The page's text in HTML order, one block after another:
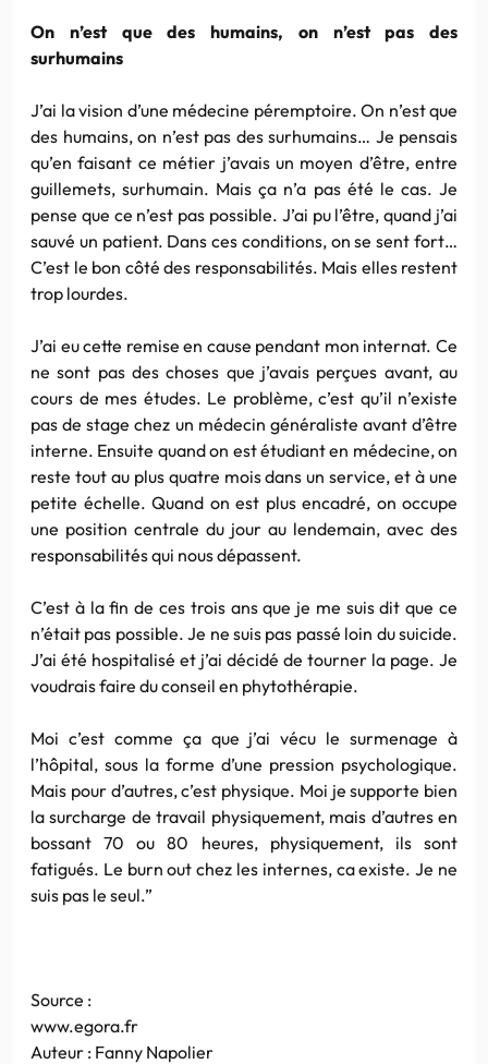
On n’est que des humains, on n’est pas des
surhumains
J’ai la vision d’une médecine péremptoire. On n’est que
des humains, on n’est pas des surhumains… Je pensais
qu’en faisant ce métier j’avais un moyen d’être, entre
guillemets, surhumain. Mais ça n’a pas été le cas. Je
pense que ce n’est pas possible. J’ai pu l’être, quand j’ai
sauvé un patient. Dans ces conditions, on se sent fort…
C’est le bon côté des responsabilités. Mais elles restent
trop lourdes.
J’ai eu cette remise en cause pendant mon internat. Ce
ne sont pas des choses que j’avais perçues avant, au
cours de mes études. Le problème, c’est qu’il n’existe
pas de stage chez un médecin généraliste avant d’être
interne. Ensuite quand on est étudiant en médecine, on
reste tout au plus quatre mois dans un service, et à une
petite échelle. Quand on est plus encadré, on occupe
une position centrale du jour au lendemain, avec des
responsabilités qui nous dépassent.
C’est à la fin de ces trois ans que je me suis dit que ce
n’était pas possible. Je ne suis pas passé loin du suicide.
J’ai été hospitalisé et j’ai décidé de tourner la page. Je
voudrais faire du conseil en phytothérapie.
Moi c’est comme ça que j’ai vécu le surmenage à
l’hôpital, sous la forme d’une pression psychologique.
Mais pour d’autres, c’est physique. Moi je supporte bien
la surcharge de travail physiquement, mais d’autres en
bossant 70 ou 80 heures, physiquement, ils sont
fatigués. Le burn out chez les internes, ca existe. Je ne
suis pas le seul.”
Source :
www.egora.fr
Auteur : Fanny Napolier